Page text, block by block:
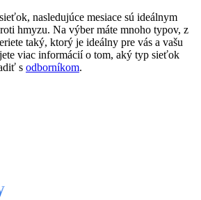
nasledujúce mesiace sú ideálnym
hmyzu. Na výber máte mnoho typov, z
taký, ktorý je ideálny pre vás a vašu
viac informácií o tom, aký typ sieťok
s odborníkom.